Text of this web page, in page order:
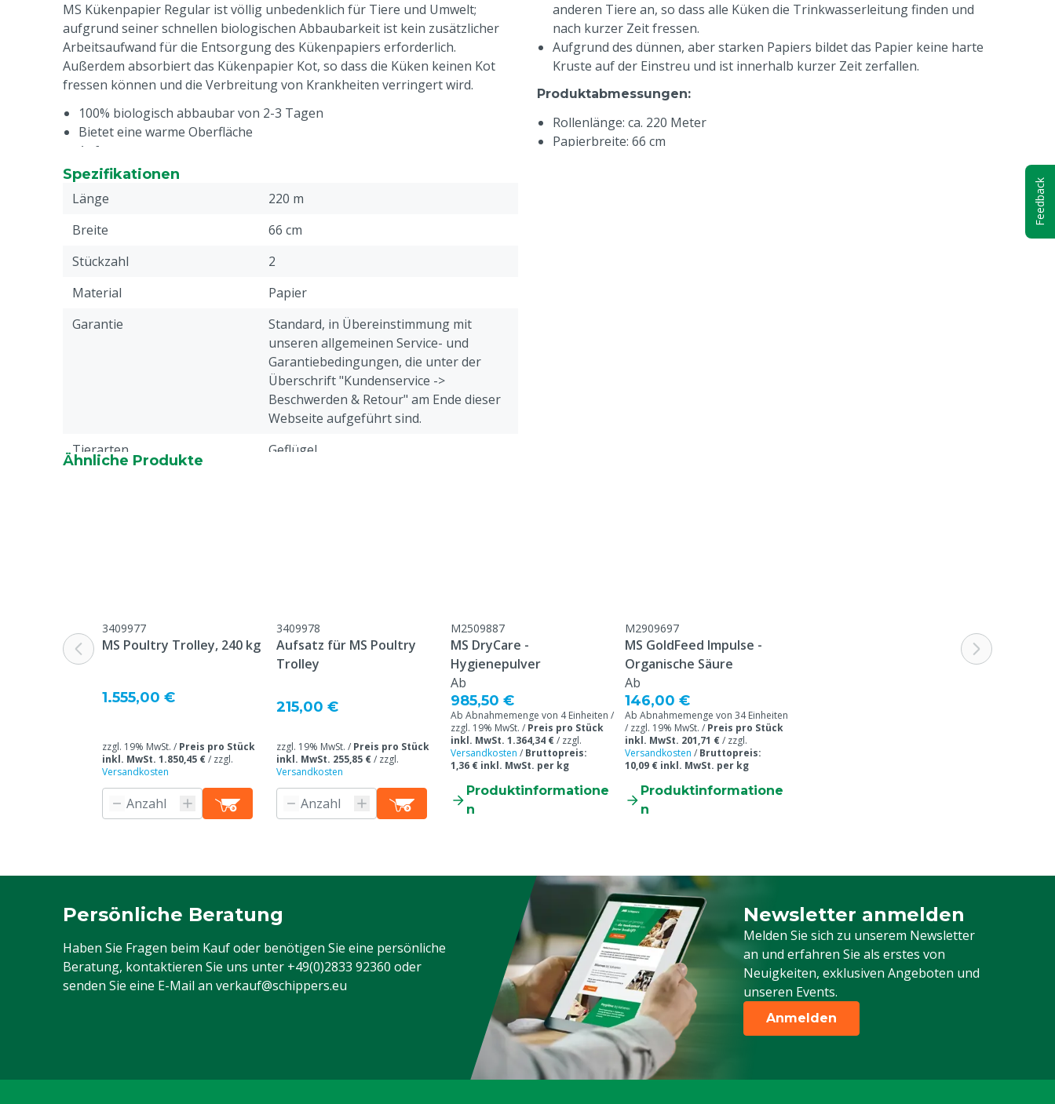
MS Kükenpapier Regular ist völlig unbedenklich für Tiere und Umwelt;
aufgrund seiner schnellen biologischen Abbaubarkeit ist kein zusätzlicher
Arbeitsaufwand für die Entsorgung des Kükenpapiers erforderlich.
Außerdem absorbiert das Kükenpapier Kot, so dass die Küken keinen Kot
fressen können und die Verbreitung von Krankheiten verringert wird.
100% biologisch abbaubar von 2-3 Tagen
Bietet eine warme Oberfläche
Aufgeraut
Feuchtigkeitsabsorbierend
Abmessungen pro Rolle: ca. 220 x 0,66 Meter (l x B)
anderen Tiere an, so dass alle Küken die Trinkwasserleitung finden und
nach kurzer Zeit fressen.
Aufgrund des dünnen, aber starken Papiers bildet das Papier keine harte
Kruste auf der Einstreu und ist innerhalb kurzer Zeit zerfallen.
Produktabmessungen:
Rollenlänge: ca. 220 Meter
Papierbreite: 66 cm
Spezifikationen
Länge
220 m
Breite
66 cm
Stückzahl
2
Material
Papier
Garantie
Standard, in Übereinstimmung mit
unseren allgemeinen Service- und
Garantiebedingungen, die unter der
Überschrift "Kundenservice ->
Beschwerden & Retour" am Ende dieser
Webseite aufgeführt sind.
Tierarten
Geflügel
Ähnliche Produkte
3409977
MS Poultry Trolley, 240 kg
1.555,00 €
zzgl. 19% MwSt. / Preis pro Stück
inkl. MwSt. 1.850,45 €/ zzgl.
Versandkosten
3409978
Aufsatz für MS Poultry
Trolley
215,00 €
zzgl. 19% MwSt. / Preis pro Stück
inkl. MwSt. 255,85 €/ zzgl.
Versandkosten
M2509887
MS DryCare -
Hygienepulver
Ab
985,50 €
Ab Abnahmemenge von 4 Einheiten /
zzgl. 19% MwSt. / Preis pro Stück
inkl. MwSt. 1.364,34 €/ zzgl.
Versandkosten / Bruttopreis:
1,36 € inkl. MwSt. per kg
Produktinformatione
n
M2909697
MS GoldFeed Impulse -
Organische Säure
Ab
146,00 €
Ab Abnahmemenge von 34 Einheiten
/ zzgl. 19% MwSt. / Preis pro Stück
inkl. MwSt. 201,71 €/ zzgl.
Versandkosten / Bruttopreis:
10,09 € inkl. MwSt. per kg
Produktinformatione
n
Persönliche Beratung
Haben Sie Fragen beim Kauf oder benötigen Sie eine persönliche
Beratung, kontaktieren Sie uns unter +49(0)2833 92360 oder
senden Sie eine E-Mail an verkauf@schippers.eu
Newsletter anmelden
Melden Sie sich zu unserem Newsletter
an und erfahren Sie als erstes von
Neuigkeiten, exklusiven Angeboten und
unseren Events.
Melden Sie sich für unseren Newsletter
Anmelden
Feedback